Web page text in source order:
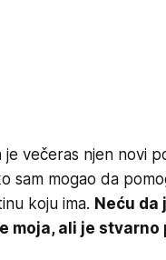
je večeras njen novi
sam mogao da
koju ima. Neću da
moja, ali je stvarno